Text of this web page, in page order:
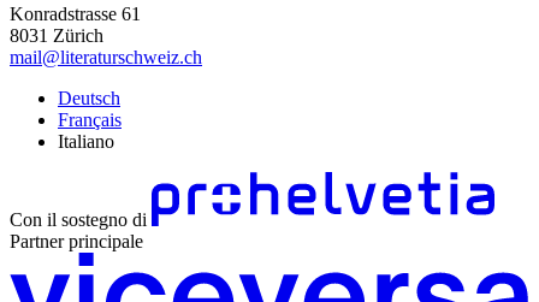
Konradstrasse 61
8031 Zürich
mail@literaturschweiz.ch
Deutsch
Français
Italiano
Con il sostegno di
Partner principale